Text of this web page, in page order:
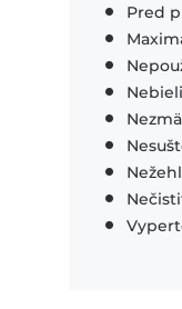
Pred